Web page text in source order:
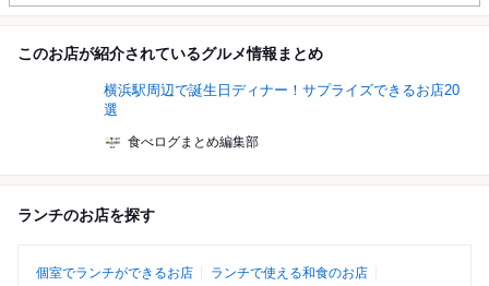
このお店が紹介されているグルメ情報まとめ
横浜駅周辺で誕生日ディナー！サプライズできるお店20
選
食べログまとめ編集部
ランチのお店を探す
個室でランチができるお店
ランチで使える和食のお店